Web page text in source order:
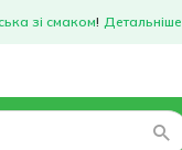
зі смаком! Детальніше